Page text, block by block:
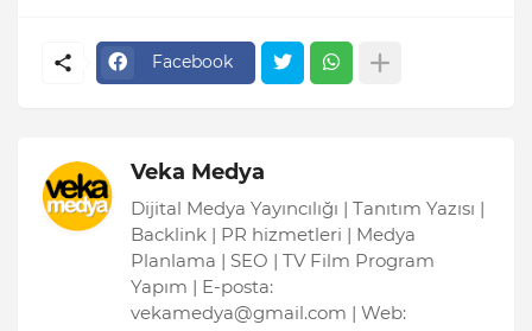
Facebook
Veka Medya
Dijital Medya Yayıncılığı | Tanıtım Yazısı |
Backlink | PR hizmetleri | Medya
Planlama | SEO | TV Film Program
Yapım | E-posta:
vekamedya@gmail.com | Web: